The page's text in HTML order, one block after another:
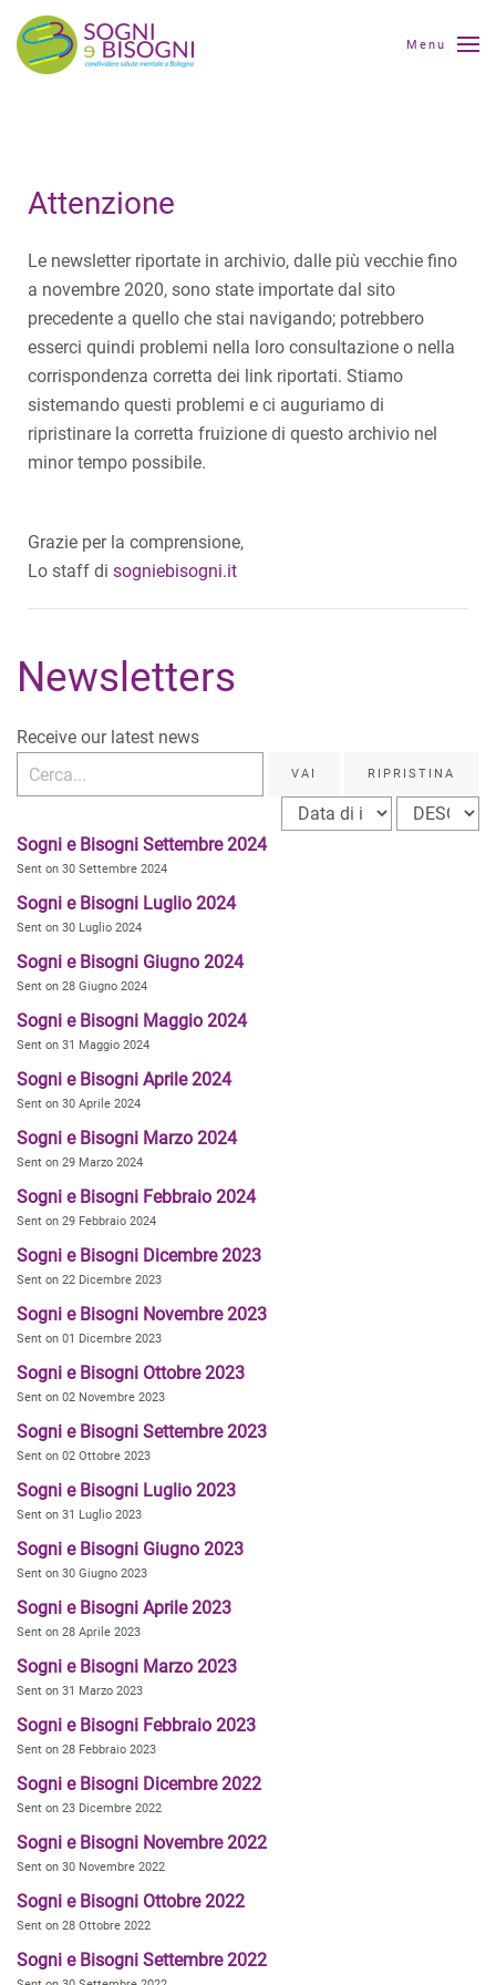
Menu
Attenzione
Le newsletter riportate in archivio, dalle più vecchie fino
a novembre 2020, sono state importate dal sito
precedente a quello che stai navigando; potrebbero
esserci quindi problemi nella loro consultazione o nella
corrispondenza corretta dei link riportati. Stiamo
sistemando questi problemi e ci auguriamo di
ripristinare la corretta fruizione di questo archivio nel
minor tempo possibile.
Grazie per la comprensione,
Lo staff di sogniebisogni.it
Newsletters
Receive our latest news
VAI RIPRISTINA
Sogni e Bisogni Settembre 2024
Sent on 30 Settembre 2024
Sogni e Bisogni Luglio 2024
Sent on 30 Luglio 2024
Sogni e Bisogni Giugno 2024
Sent on 28 Giugno 2024
Sogni e Bisogni Maggio 2024
Sent on 31 Maggio 2024
Sogni e Bisogni Aprile 2024
Sent on 30 Aprile 2024
Sogni e Bisogni Marzo 2024
Sent on 29 Marzo 2024
Sogni e Bisogni Febbraio 2024
Sent on 29 Febbraio 2024
Sogni e Bisogni Dicembre 2023
Sent on 22 Dicembre 2023
Sogni e Bisogni Novembre 2023
Sent on 01 Dicembre 2023
Sogni e Bisogni Ottobre 2023
Sent on 02 Novembre 2023
Sogni e Bisogni Settembre 2023
Sent on 02 Ottobre 2023
Sogni e Bisogni Luglio 2023
Sent on 31 Luglio 2023
Sogni e Bisogni Giugno 2023
Sent on 30 Giugno 2023
Sogni e Bisogni Aprile 2023
Sent on 28 Aprile 2023
Sogni e Bisogni Marzo 2023
Sent on 31 Marzo 2023
Sogni e Bisogni Febbraio 2023
Sent on 28 Febbraio 2023
Sogni e Bisogni Dicembre 2022
Sent on 23 Dicembre 2022
Sogni e Bisogni Novembre 2022
Sent on 30 Novembre 2022
Sogni e Bisogni Ottobre 2022
Sent on 28 Ottobre 2022
Sogni e Bisogni Settembre 2022